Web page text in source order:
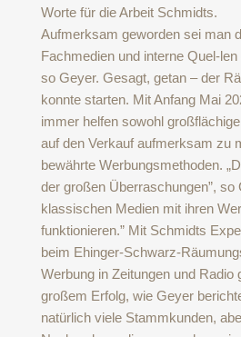
Worte für die Arbeit Schmidts.
Aufmerksam geworden sei man
Fachmedien und interne Quel-
so Geyer. Gesagt, getan – der
konnte starten. Mit Anfang Mai
immer helfen sowohl
auf den Verkauf aufmerksam zu
bewährte Werbungsmethoden.
der großen Überraschungen”, so
klassischen Medien mit ihren
funktionieren.” Mit Schmidts
beim Ehinger-Schwarz-
Werbung in Zeitungen und Radio
großem Erfolg, wie Geyer
natürlich viele Stammkunden,